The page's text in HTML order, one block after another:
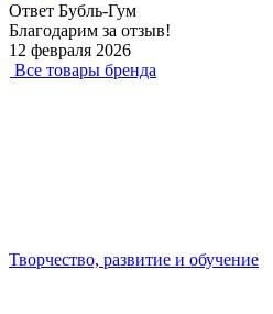
Ответ Бубль-Гум
Благодарим за отзыв!
12 февраля 2026
Все товары бренда
Творчество, развитие и обучение